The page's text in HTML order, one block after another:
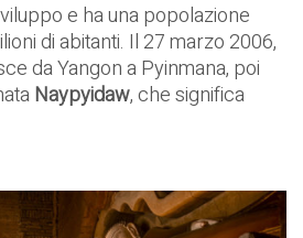
e ha una popolazione
di abitanti. Il 27 marzo 2006,
da Yangon a Pyinmana, poi
Naypyidaw, che significa